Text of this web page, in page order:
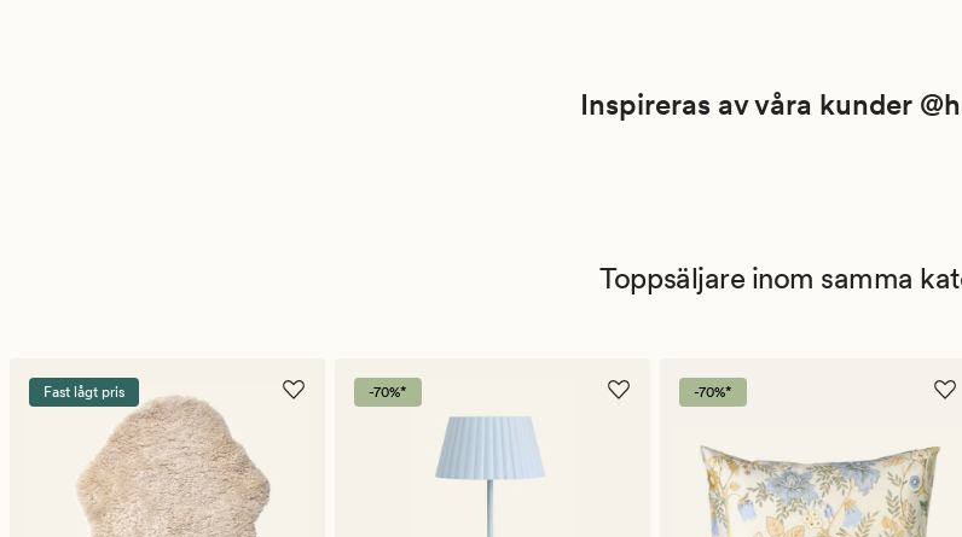
Inspireras av våra kunder
Toppsäljare inom samma
Fast lågt pris -70%* -70%*